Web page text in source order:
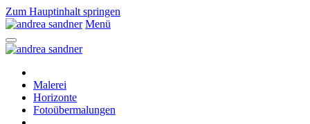
Zum Hauptinhalt springen
Menü
Malerei
Horizonte
Fotoübermalungen